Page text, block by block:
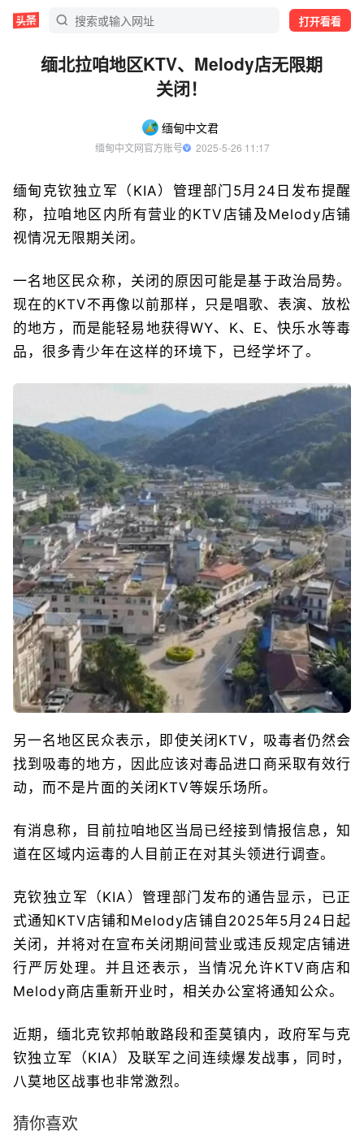
打开看看
缅北拉咱地区KTV、Melody店无限期
关闭！
缅甸中文君
缅甸中文网官方账号
  2025-5-26 11:17
缅甸克钦独立军（KIA）管理部门5月24日发布提醒
称，拉咱地区内所有营业的KTV店铺及Melody店铺
视情况无限期关闭。
一名地区民众称，关闭的原因可能是基于政治局势。
现在的KTV不再像以前那样，只是唱歌、表演、放松
的地方，而是能轻易地获得WY、K、E、快乐水等毒
品，很多青少年在这样的环境下，已经学坏了。
另一名地区民众表示，即使关闭KTV，吸毒者仍然会
找到吸毒的地方，因此应该对毒品进口商采取有效行
动，而不是片面的关闭KTV等娱乐场所。
有消息称，目前拉咱地区当局已经接到情报信息，知
道在区域内运毒的人目前正在对其头领进行调查。
克钦独立军（KIA）管理部门发布的通告显示，已正
式通知KTV店铺和Melody店铺自2025年5月24日起
关闭，并将对在宣布关闭期间营业或违反规定店铺进
行严厉处理。并且还表示，当情况允许KTV商店和
Melody商店重新开业时，相关办公室将通知公众。
近期，缅北克钦邦帕敢路段和歪莫镇内，政府军与克
钦独立军（KIA）及联军之间连续爆发战事，同时，
八莫地区战事也非常激烈。
猜你喜欢